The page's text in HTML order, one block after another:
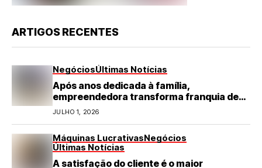
ARTIGOS RECENTES
NegóciosÚltimas Notícias
Após anos dedicada à família,
empreendedora transforma franquia de
turismo em negócio de destaque no RN
JULHO 1, 2026
Máquinas LucrativasNegócios
Últimas Notícias
A satisfação do cliente é o maior